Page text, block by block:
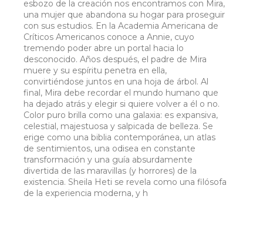
esbozo de la creación nos encontramos con Mira,
una mujer que abandona su hogar para proseguir
con sus estudios. En la Academia Americana de
Críticos Americanos conoce a Annie, cuyo
tremendo poder abre un portal hacia lo
desconocido. Años después, el padre de Mira
muere y su espíritu penetra en ella,
convirtiéndose juntos en una hoja de árbol. Al
final, Mira debe recordar el mundo humano que
ha dejado atrás y elegir si quiere volver a él o no.
Color puro brilla como una galaxia: es expansiva,
celestial, majestuosa y salpicada de belleza. Se
erige como una biblia contemporánea, un atlas
de sentimientos, una odisea en constante
transformación y una guía absurdamente
divertida de las maravillas (y horrores) de la
existencia. Sheila Heti se revela como una filósofa
de la experiencia moderna, y h